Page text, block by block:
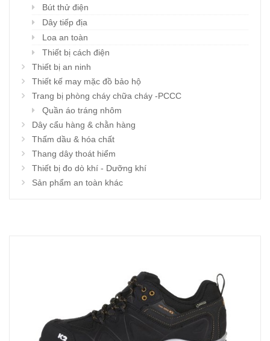
Bút thử điện
Dây tiếp địa
Loa an toàn
Thiết bị cách điện
Thiết bị an ninh
Thiết kế may mặc đồ bảo hộ
Trang bị phòng cháy chữa cháy -PCCC
Quần áo tráng nhôm
Dây cẩu hàng & chằn hàng
Thấm dầu & hóa chất
Thang dây thoát hiểm
Thiết bị đo dò khí - Dưỡng khí
Sản phẩm an toàn khác